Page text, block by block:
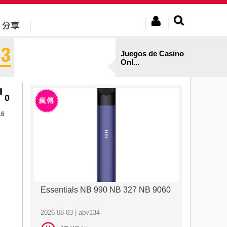
Juegos de Casino
Onl...
0
Essentials NB 990 NB 327 NB 9060
2026-08-03 | abv134